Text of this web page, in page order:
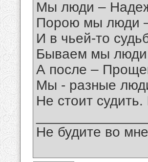
Мы люди –
Порою мы люди
И в чьей-то
Бываем мы люди
А после –
Мы - разные
Не стоит
Не будите во